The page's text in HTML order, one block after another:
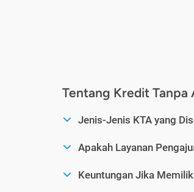
Tentang Kredit Tanpa
Jenis-Jenis KTA yang
Apakah Layanan
Keuntungan Jika